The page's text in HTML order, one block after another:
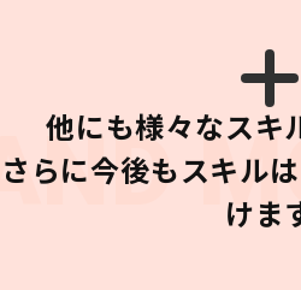
他にも様々なスキ
さらに今後もスキル
けま